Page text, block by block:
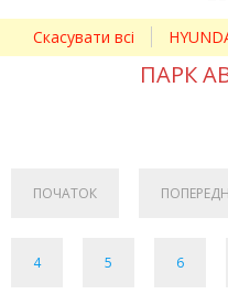
Скасувати всі
ПАРК
ПОЧАТОК
4 5 6